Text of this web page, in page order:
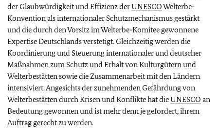
der Glaubwürdigkeit und Effizienz derUNESCOWelterbe-
Konvention als internationaler Schutzmechanismus gestärkt
und die durch den Vorsitz im Welterbe-Komitee gewonnene
Expertise Deutschlands verstetigt. Gleichzeitig werden die
Koordinierung und Steuerung internationaler und deutscher
Maßnahmen zum Schutz und Erhalt von Kulturgütern und
Welterbestätten sowie die Zusammenarbeit mit den Ländern
intensiviert. Angesichts der zunehmenden Gefährdung von
Welterbestätten durch Krisen und Konflikte hat dieUNESCO an
Bedeutung gewonnen und ist mehr denn je gefordert, ihrem
Auftrag gerecht zu werden.